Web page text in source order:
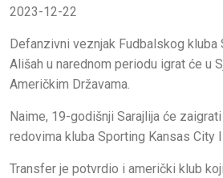
2023-12-22
Defanzivni veznjak Fudbalskog kluba
Ališah u narednom periodu igrat će u
Američkim Državama.
Naime, 19-godišnji Sarajlija će
redovima kluba Sporting Kansas City
Transfer je potvrdio i američki klub